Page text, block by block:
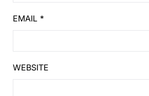
EMAIL *
WEBSITE